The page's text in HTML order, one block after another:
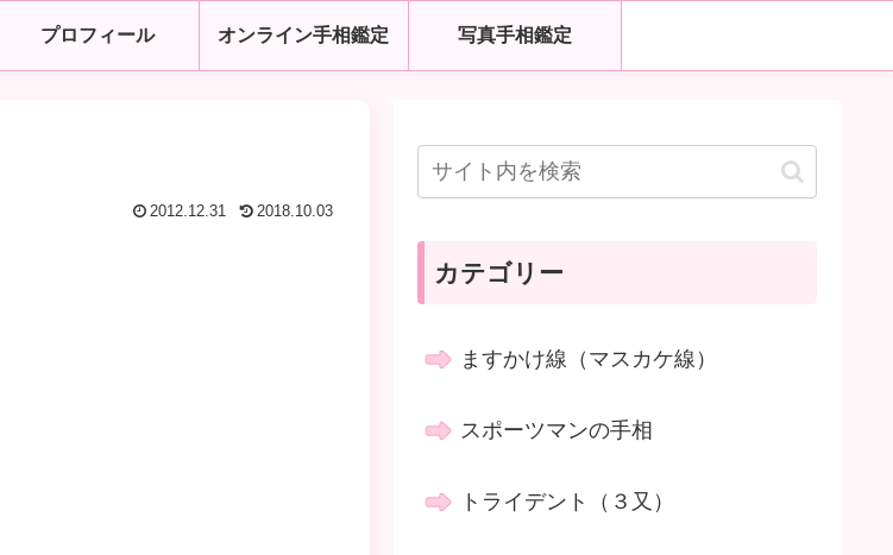
プロフィール オンライン手相鑑定 写真手相鑑定
2012.12.31 2018.10.03
カテゴリー
ますかけ線（マスカケ線）
スポーツマンの手相
トライデント（３又）